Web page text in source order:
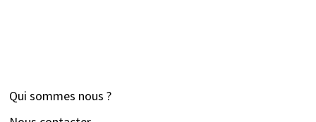
Qui sommes nous ?